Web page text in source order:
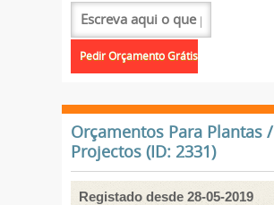
Orçamentos Para Plantas /
Projectos (ID: 2331)
Registado desde 28-05-2019